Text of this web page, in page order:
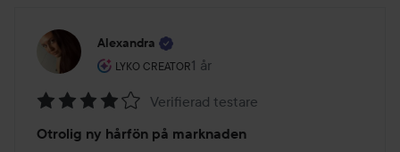
Alexandra
LYKO CREATOR
Användarens roll: Lyko Creator.
1 år
Inlägget skapades 1 år
4
Verifierad testare
Otrolig ny hårfön på marknaden